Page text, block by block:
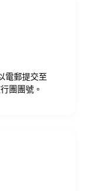
電郵提交至
團團號。